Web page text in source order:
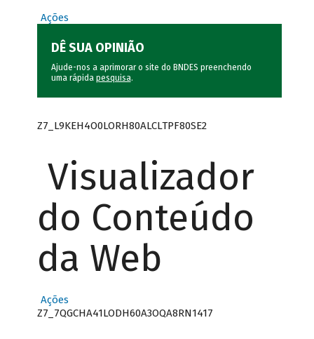
Ações
DÊ SUA OPINIÃO
Ajude-nos a aprimorar o site do BNDES preenchendo
uma rápida pesquisa.
Z7_L9KEH4O0LORH80ALCLTPF80SE2
Visualizador
do Conteúdo
da Web
Ações
Z7_7QGCHA41LODH60A3OQA8RN1417